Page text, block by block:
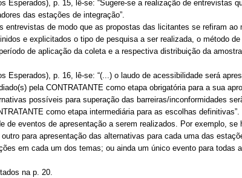
Esperados), p. 15, lê-se: “Sugere-se a realização de entrevistas
das estações de integração”.
entrevistas de modo que as propostas das licitantes se refiram ao
e explicitados o tipo de pesquisa a ser realizada, o método
de aplicação da coleta e a respectiva distribuição da
Esperados), p. 16, lê-se: “(...) o laudo de acessibilidade será
pela CONTRATANTE como etapa obrigatória para a sua
possíveis para superação das barreiras/inconformidades
como etapa intermediária para as escolhas definitivas”.
de eventos de apresentação a serem realizados. Por exemplo, se
para apresentação das alternativas para cada uma das
em cada um dos temas; ou ainda um único evento para todas
na p. 20.